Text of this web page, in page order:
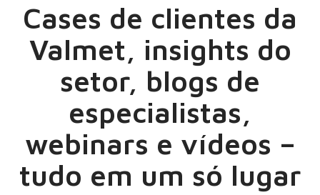
Cases de clientes da
Valmet, insights do
setor, blogs de
especialistas,
webinars e vídeos –
tudo em um só lugar